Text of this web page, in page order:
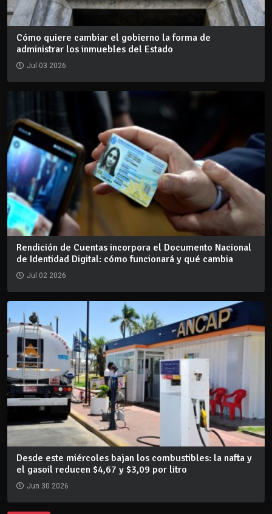
Cómo quiere cambiar el gobierno la forma de
administrar los inmuebles del Estado
Jul 03 2026
Rendición de Cuentas incorpora el Documento Nacional
de Identidad Digital: cómo funcionará y qué cambia
Jul 02 2026
Desde este miércoles bajan los combustibles: la nafta y
el gasoil reducen $4,67 y $3,09 por litro
Jun 30 2026